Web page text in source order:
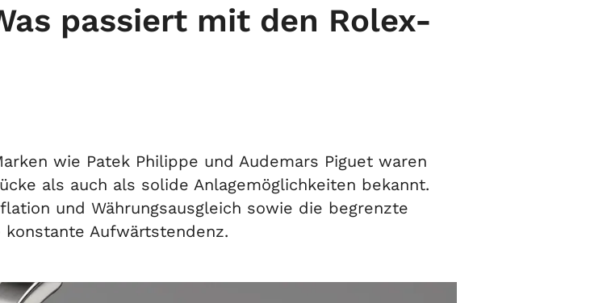
passiert mit den Rolex-
wie Patek Philippe und Audemars Piguet waren
als auch als solide Anlagemöglichkeiten bekannt.
und Währungsausgleich sowie die begrenzte
Aufwärtstendenz.